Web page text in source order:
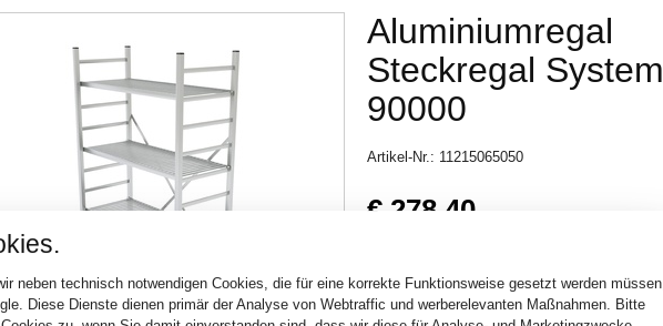
Aluminiumregal
Steckregal System
90000
Artikel-Nr.: 11215065050
€ 278,40
neben technisch notwendigen Cookies, die für eine korrekte Funktionsweise gesetzt werden müssen,
Diese Dienste dienen primär der Analyse von Webtraffic und werberelevanten Maßnahmen. Bitte